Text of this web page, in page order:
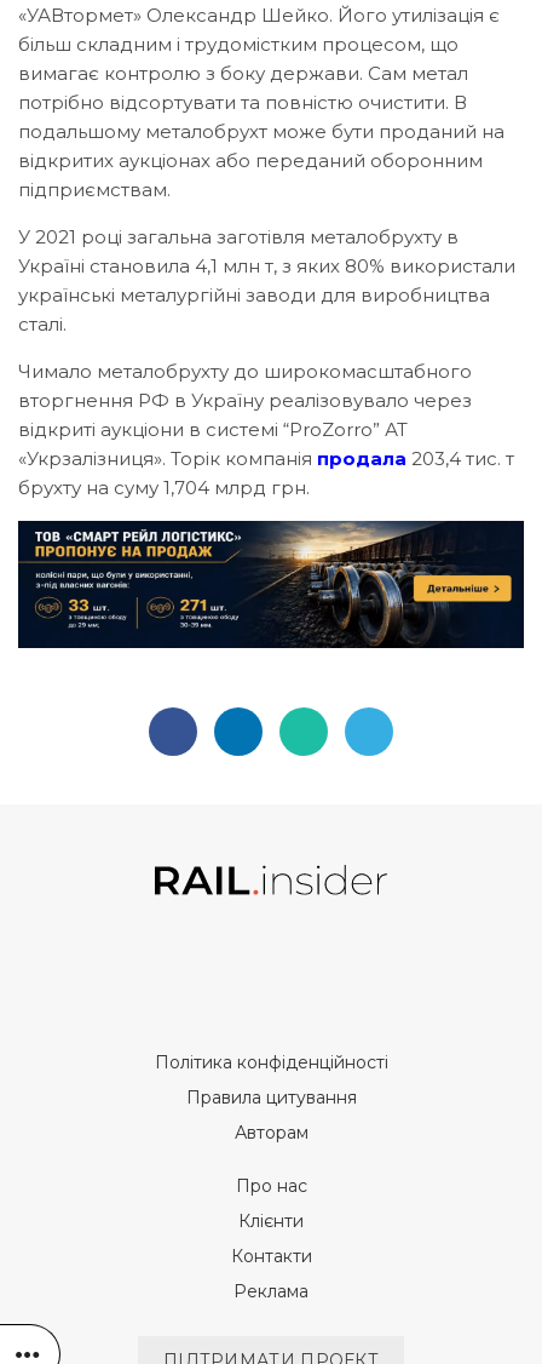
«УАВтормет» Олександр Шейко. Його утилізація є
більш складним і трудомістким процесом, що
вимагає контролю з боку держави. Сам метал
потрібно відсортувати та повністю очистити. В
подальшому металобрухт може бути проданий на
відкритих аукціонах або переданий оборонним
підприємствам.
У 2021 році загальна заготівля металобрухту в
Україні становила 4,1 млн т, з яких 80% використали
українські металургійні заводи для виробництва
сталі.
Чимало металобрухту до широкомасштабного
вторгнення РФ в Україну реалізовувало через
відкриті аукціони в системі “ProZorro” АТ
«Укрзалізниця». Торік компанія продала 203,4 тис. т
брухту на суму 1,704 млрд грн.
Політика конфіденційності
Правила цитування
Авторам
Про нас
Клієнти
Контакти
Реклама